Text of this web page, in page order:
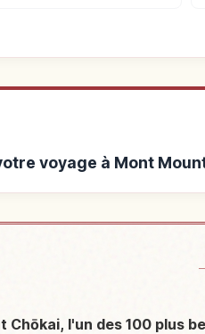
voyage à Mont
Chōkai, l'un des 100 plus